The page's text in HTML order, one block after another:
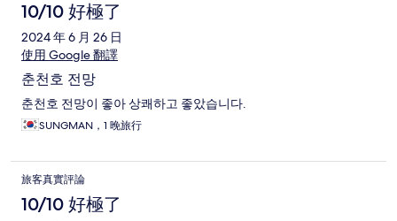
10/10 好極了
2024 年 6 月 26 日
使用 Google 翻譯
춘천호 전망
춘천호 전망이 좋아 상쾌하고 좋았습니다.
SUNGMAN，1 晚旅行
旅客真實評論
10/10 好極了